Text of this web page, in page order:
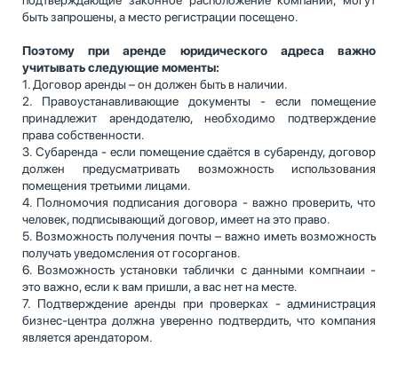
быть запрошены, а место регистрации посещено.
Поэтому при аренде юридического адреса важно
учитывать следующие моменты:
1. Договор аренды – он должен быть в наличии.
2. Правоустанавливающие документы - если помещение
принадлежит арендодателю, необходимо подтверждение
права собственности.
3. Субаренда - если помещение сдаётся в субаренду, договор
должен предусматривать возможность использования
помещения третьими лицами.
4. Полномочия подписания договора - важно проверить, что
человек, подписывающий договор, имеет на это право.
5. Возможность получения почты – важно иметь возможность
получать уведомсления от госорганов.
6. Возможность установки таблички с данными компнаии -
это важно, если к вам пришли, а вас нет на месте.
7. Подтверждение аренды при проверках - администрация
бизнес-центра должна уверенно подтвердить, что компания
является арендатором.